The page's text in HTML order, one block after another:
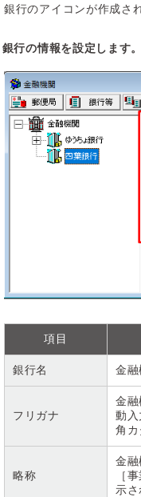
銀行のアイコンが作成さ
銀行の情報を設定します。
項目
銀行名 金
フリガナ
金
動
角カ
略称
金
［
示さ